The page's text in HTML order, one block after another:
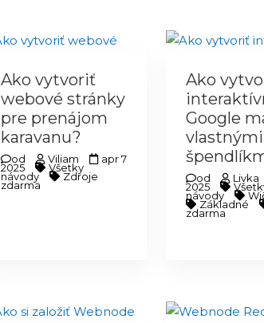
Ako vytvoriť
webové stránky
pre prenájom
karavanu?
od Viliam apr 7
2025 Všetky
návody Zdroje
zdarma
Ako
Google
vlastnými
od Livka
2025
návody
Základné
zdarma